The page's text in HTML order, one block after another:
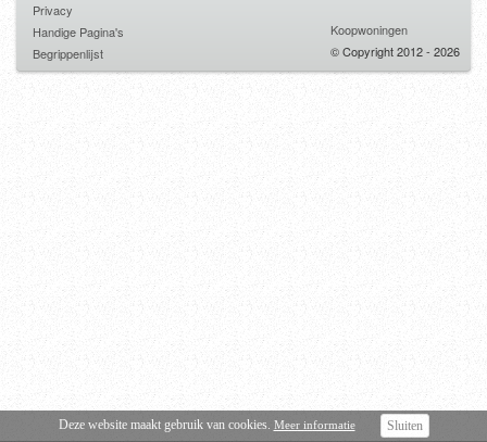
Deze website maakt gebruik van cookies. Meer informatie Sluiten
Privacy
Handige Pagina's
Begrippenlijst
Koopwoningen
© Copyright 2012 - 2026